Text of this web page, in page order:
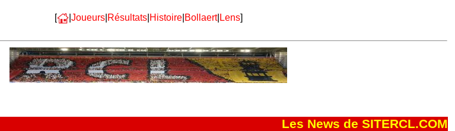
[ | Joueurs| Résultats| Histoire| Bollaert| Lens]
Les News de SITERCL.COM